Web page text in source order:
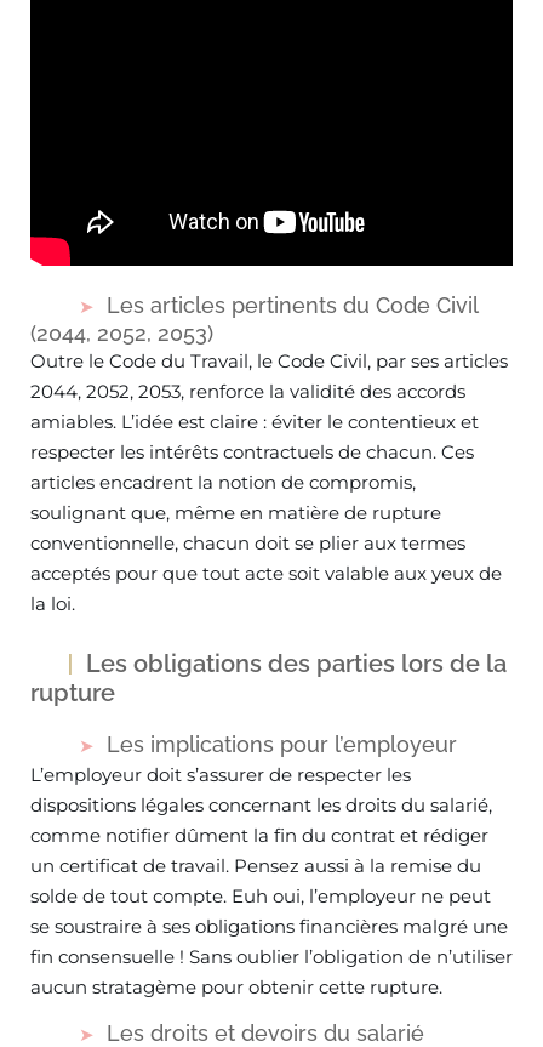
Les articles pertinents du Code Civil
(2044, 2052, 2053)
Outre le Code du Travail, le Code Civil, par ses articles
2044, 2052, 2053, renforce la validité des accords
amiables. L’idée est claire : éviter le contentieux et
respecter les intérêts contractuels de chacun. Ces
articles encadrent la notion de compromis,
soulignant que, même en matière de rupture
conventionnelle, chacun doit se plier aux termes
acceptés pour que tout acte soit valable aux yeux de
la loi.
Les obligations des parties lors de la
rupture
Les implications pour l’employeur
L’employeur doit s’assurer de respecter les
dispositions légales concernant les droits du salarié,
comme notifier dûment la fin du contrat et rédiger
un certificat de travail. Pensez aussi à la remise du
solde de tout compte. Euh oui, l’employeur ne peut
se soustraire à ses obligations financières malgré une
fin consensuelle ! Sans oublier l’obligation de n’utiliser
aucun stratagème pour obtenir cette rupture.
Les droits et devoirs du salarié